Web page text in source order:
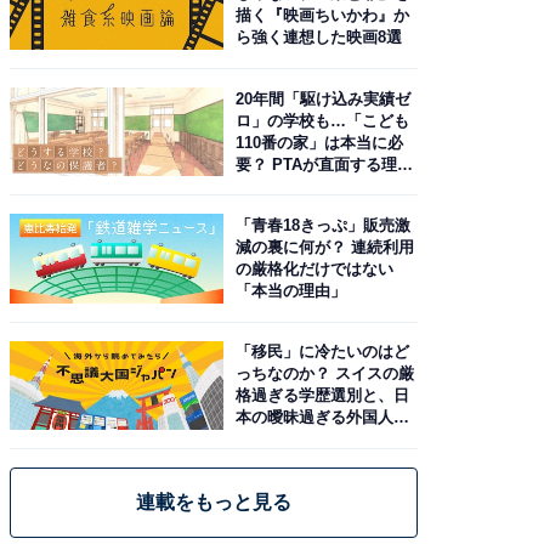
描く『映画ちいかわ』か
ら強く連想した映画8選
20年間「駆け込み実績ゼ
ロ」の学校も…「こども
110番の家」は本当に必
要？ PTAが直面する理想
「青春18きっぷ」販売激
減の裏に何が？ 連続利用
の厳格化だけではない
「本当の理由」
「移民」に冷たいのはど
っちなのか？ スイスの厳
格過ぎる学歴選別と、日
本の曖昧過ぎる外国人政
連載をもっと見る